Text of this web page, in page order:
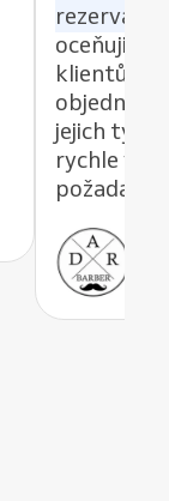
rezervací
oceňuji
klientům
jejich tým
rychle